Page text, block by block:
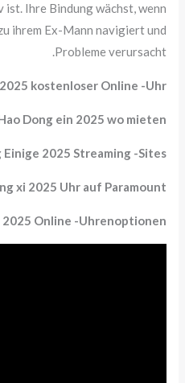
ist. Ihre Bindung wächst, wenn
ihrem Ex-Mann navigiert und
Probleme verursacht.
kostenloser Online -Uhr
Dong ein 2025 wo mieten
Einige 2025 Streaming -Sites
xi 2025 Uhr auf Paramount+
2025 Online -Uhrenoptionen